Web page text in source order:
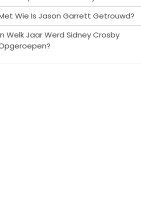
Wie Is Jason Garrett Getrouwd?
Welk Jaar Werd Sidney Crosby